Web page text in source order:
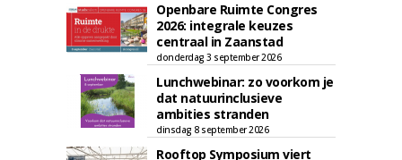
Openbare Ruimte Congres
2026: integrale keuzes
centraal in Zaanstad
donderdag 3 september 2026
Lunchwebinar: zo voorkom je
dat natuurinclusieve
ambities stranden
dinsdag 8 september 2026
Rooftop Symposium viert